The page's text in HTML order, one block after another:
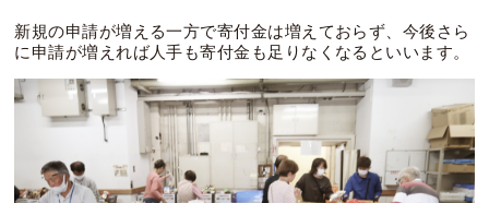
新規の申請が増える一方で寄付金は増えておらず、今後さら
に申請が増えれば人手も寄付金も足りなくなるといいます。